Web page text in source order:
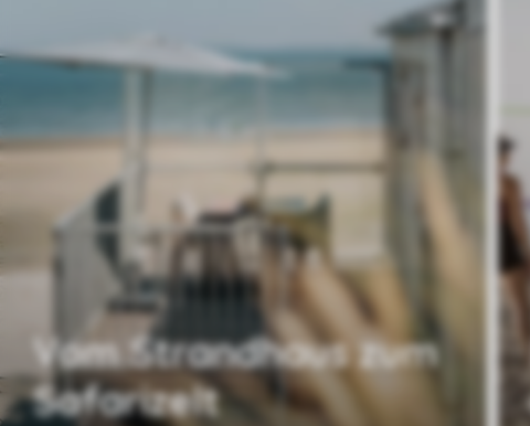
Vom Strandhaus zum
Safarizelt